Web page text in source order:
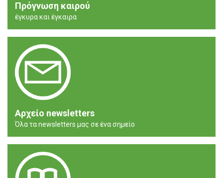
Πρόγνωση καιρού
έγκυρα και έγκαιρα
Αρχείο newsletters
Όλα τα newsletters μας σε ένα σημείο